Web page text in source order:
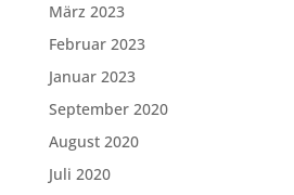
März 2023
Februar 2023
Januar 2023
September 2020
August 2020
Juli 2020